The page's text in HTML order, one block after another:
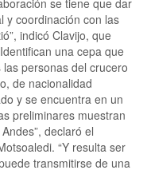
y coordinación con las
indicó Clavijo, que
una cepa que
personas del crucero
de nacionalidad
y se encuentra en un
preliminares muestran
declaró el
“Y resulta ser
transmitirse de una